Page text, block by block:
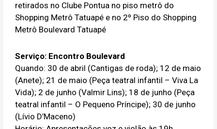
retirados no Clube Pontua no piso metrô do
Shopping Metrô Tatuapé e no 2º Piso do Shopping
Metrô Boulevard Tatuapé
Serviço: Encontro Boulevard
Quando: 30 de abril (Cantigas de roda); 12 de maio
(Anete); 21 de maio (Peça teatral infantil – Viva La
Vida); 2 de junho (Valmir Lins); 18 de junho (Peça
teatral infantil – O Pequeno Príncipe); 30 de junho
(Lívio D’Maceno)